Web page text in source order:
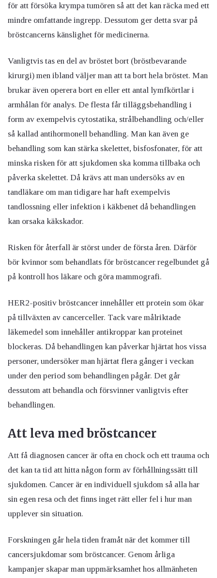
för att försöka krympa tumören så att det kan räcka med ett
mindre omfattande ingrepp. Dessutom ger detta svar på
bröstcancerns känslighet för medicinerna.
Vanligtvis tas en del av bröstet bort (bröstbevarande
kirurgi) men ibland väljer man att ta bort hela bröstet. Man
brukar även operera bort en eller ett antal lymfkörtlar i
armhålan för analys. De flesta får tilläggsbehandling i
form av exempelvis cytostatika, strålbehandling och/eller
så kallad antihormonell behandling. Man kan även ge
behandling som kan stärka skelettet, bisfosfonater, för att
minska risken för att sjukdomen ska komma tillbaka och
påverka skelettet. Då krävs att man undersöks av en
tandläkare om man tidigare har haft exempelvis
tandlossning eller infektion i käkbenet då behandlingen
kan orsaka käkskador.
Risken för återfall är störst under de första åren. Därför
bör kvinnor som behandlats för bröstcancer regelbundet gå
på kontroll hos läkare och göra mammografi.
HER2-positiv bröstcancer innehåller ett protein som ökar
på tillväxten av cancerceller. Tack vare målriktade
läkemedel som innehåller antikroppar kan proteinet
blockeras. Då behandlingen kan påverkar hjärtat hos vissa
personer, undersöker man hjärtat flera gånger i veckan
under den period som behandlingen pågår. Det går
dessutom att behandla och försvinner vanligtvis efter
behandlingen.
Att leva med bröstcancer
Att få diagnosen cancer är ofta en chock och ett trauma och
det kan ta tid att hitta någon form av förhållningssätt till
sjukdomen. Cancer är en individuell sjukdom så alla har
sin egen resa och det finns inget rätt eller fel i hur man
upplever sin situation.
Forskningen går hela tiden framåt när det kommer till
cancersjukdomar som bröstcancer. Genom årliga
kampanjer skapar man uppmärksamhet hos allmänheten